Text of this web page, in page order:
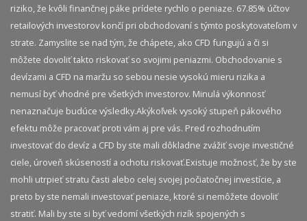
riziko, že kvôli finančnej páke prídete rychlo o peniaze. 67.85% účtov
retailových investorov končí pri obchodovaní s týmto poskytovateľom v
strate. Zamyslite se nad tým, že chápete, ako CFD fungujú a či si
môžete dovoliť takto riskovať so svojimi peniazmi. Obchodovanie s
devízami a CFD na maržu so sebou nesie vysokú mieru rizika a
nemusí byť vhodné pre všetkých investorov. Minulá výkonnosť
nenaznačuje budúce výsledky.​ Akýkoľvek vysoký stupeň pákového
efektu môže pracovať proti vám aj pre vás. Pred rozhodnutím
investovať do devíz a CFD by ste mali dôkladne zvážiť svoje investičné
ciele, úroveň skúseností a ochotu riskovať.​ Existuje možnosť, že by ste
mohli utrpieť stratu časti alebo celej svojej počiatočnej investície, a
preto by ste nemali investovať peniaze, ktoré si nemôžete dovoliť
stratiť. Mali by ste si byť vedomí všetkých rizík spojených s